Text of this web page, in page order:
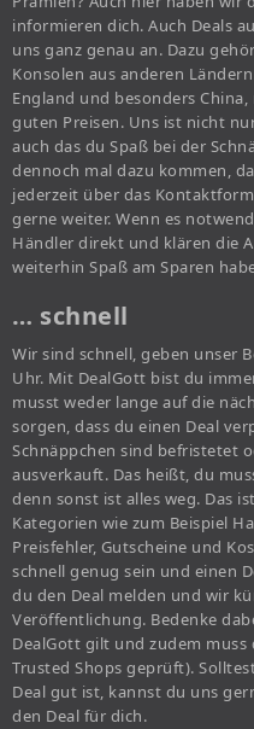
informieren dich. Auch Deals
uns ganz genau an. Dazu
Konsolen aus anderen
England und besonders
guten Preisen. Uns ist nicht
auch das du Spaß bei der
dennoch mal dazu kommen,
jederzeit über das
gerne weiter. Wenn es
Händler direkt und klären die
weiterhin Spaß am Sparen
… schnell
Wir sind schnell, geben unser
Uhr. Mit DealGott bist du
musst weder lange auf die
sorgen, dass du einen Deal
Schnäppchen sind befristetet
ausverkauft. Das heißt, du
denn sonst ist alles weg. Das
Kategorien wie zum Beispiel
Preisfehler, Gutscheine und
schnell genug sein und einen
du den Deal melden und wir
Veröffentlichung. Bedenke
DealGott gilt und zudem muss
Trusted Shops geprüft).
Deal gut ist, kannst du uns
den Deal für dich.